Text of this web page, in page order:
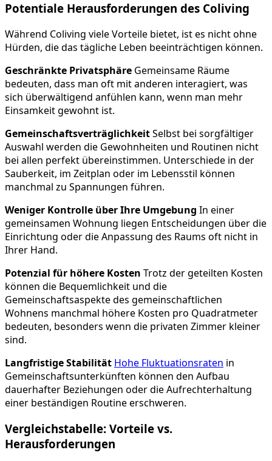
Potentiale Herausforderungen des Coliving
Während Coliving viele Vorteile bietet, ist es nicht ohne
Hürden, die das tägliche Leben beeinträchtigen können.
Geschränkte Privatsphäre Gemeinsame Räume
bedeuten, dass man oft mit anderen interagiert, was
sich überwältigend anfühlen kann, wenn man mehr
Einsamkeit gewohnt ist.
GemeinschaftsverträglichkeitSelbst bei sorgfältiger
Auswahl werden die Gewohnheiten und Routinen nicht
bei allen perfekt übereinstimmen. Unterschiede in der
Sauberkeit, im Zeitplan oder im Lebensstil können
manchmal zu Spannungen führen.
Weniger Kontrolle über Ihre Umgebung In einer
gemeinsamen Wohnung liegen Entscheidungen über die
Einrichtung oder die Anpassung des Raums oft nicht in
Ihrer Hand.
Potenzial für höhere Kosten Trotz der geteilten Kosten
können die Bequemlichkeit und die
Gemeinschaftsaspekte des gemeinschaftlichen
Wohnens manchmal höhere Kosten pro Quadratmeter
bedeuten, besonders wenn die privaten Zimmer kleiner
sind.
Langfristige Stabilität Hohe Fluktuationsraten in
Gemeinschaftsunterkünften können den Aufbau
dauerhafter Beziehungen oder die Aufrechterhaltung
einer beständigen Routine erschweren.
Vergleichstabelle: Vorteile vs.
Herausforderungen